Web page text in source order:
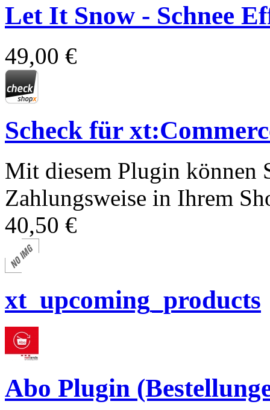
Let It Snow - Schnee
49,00 €
Scheck für
Mit diesem Plugin können
Zahlungsweise in Ihrem
40,50 €
xt_upcoming_products
Abo Plugin